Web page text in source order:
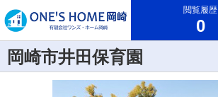
閲覧履歴
0
岡崎市井田保育園